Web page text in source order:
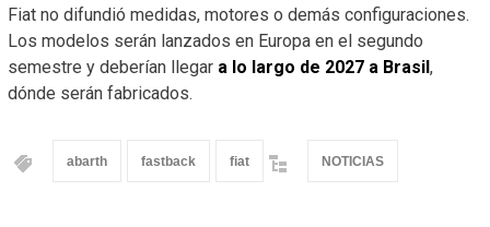
Fiat no difundió medidas, motores o demás configuraciones.
Los modelos serán lanzados en Europa en el segundo
semestre y deberían llegar a lo largo de 2027 a Brasil ,
dónde serán fabricados.
abarth fastback fiat NOTICIAS